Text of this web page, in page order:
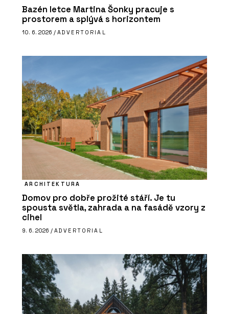
Bazén letce Martina Šonky pracuje s
prostorem a splývá s horizontem
10. 6. 2026 / ADVERTORIAL
ARCHITEKTURA
Domov pro dobře prožité stáří. Je tu
spousta světla, zahrada a na fasádě vzory z
cihel
9. 6. 2026 / ADVERTORIAL